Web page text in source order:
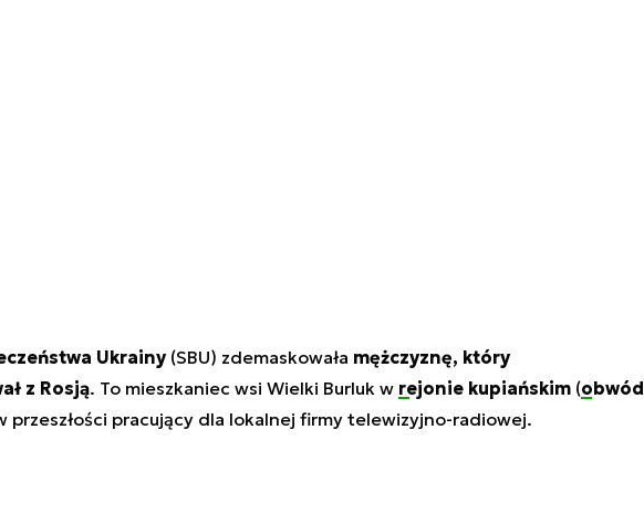
Ukrainy(SBU) zdemaskowała mężczyznę, który
z Rosją. To mieszkaniec wsi Wielki Burluk w rejonie kupiańskim(obwód
przeszłości pracujący dla lokalnej firmy telewizyjno-radiowej.